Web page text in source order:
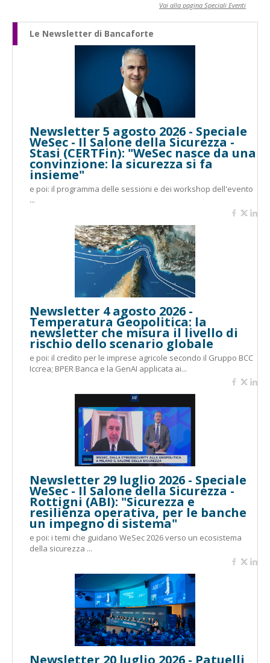
Vai alla pagina Speciali Eventi
Le Newsletter di Bancaforte
Newsletter 5 agosto 2026 - Speciale
WeSec - Il Salone della Sicurezza -
Stasi (CERTFin): "WeSec nasce da una
convinzione: la sicurezza si fa
insieme"
e poi: il programma delle sessioni e dei workshop dell'evento
...
Newsletter 4 agosto 2026 -
Temperatura Geopolitica: la
newsletter che misura il livello di
rischio dello scenario globale
e poi: il credito per le imprese agricole secondo il Gruppo BCC
Iccrea; BPER Banca e la GenAI applicata ai...
Newsletter 29 luglio 2026 - Speciale
WeSec - Il Salone della Sicurezza -
Rottigni (ABI): "Sicurezza e
resilienza operativa, per le banche
un impegno di sistema"
e poi: i temi che guidano WeSec 2026 verso un ecosistema
della sicurezza ...
Newsletter 20 luglio 2026 - Patuelli